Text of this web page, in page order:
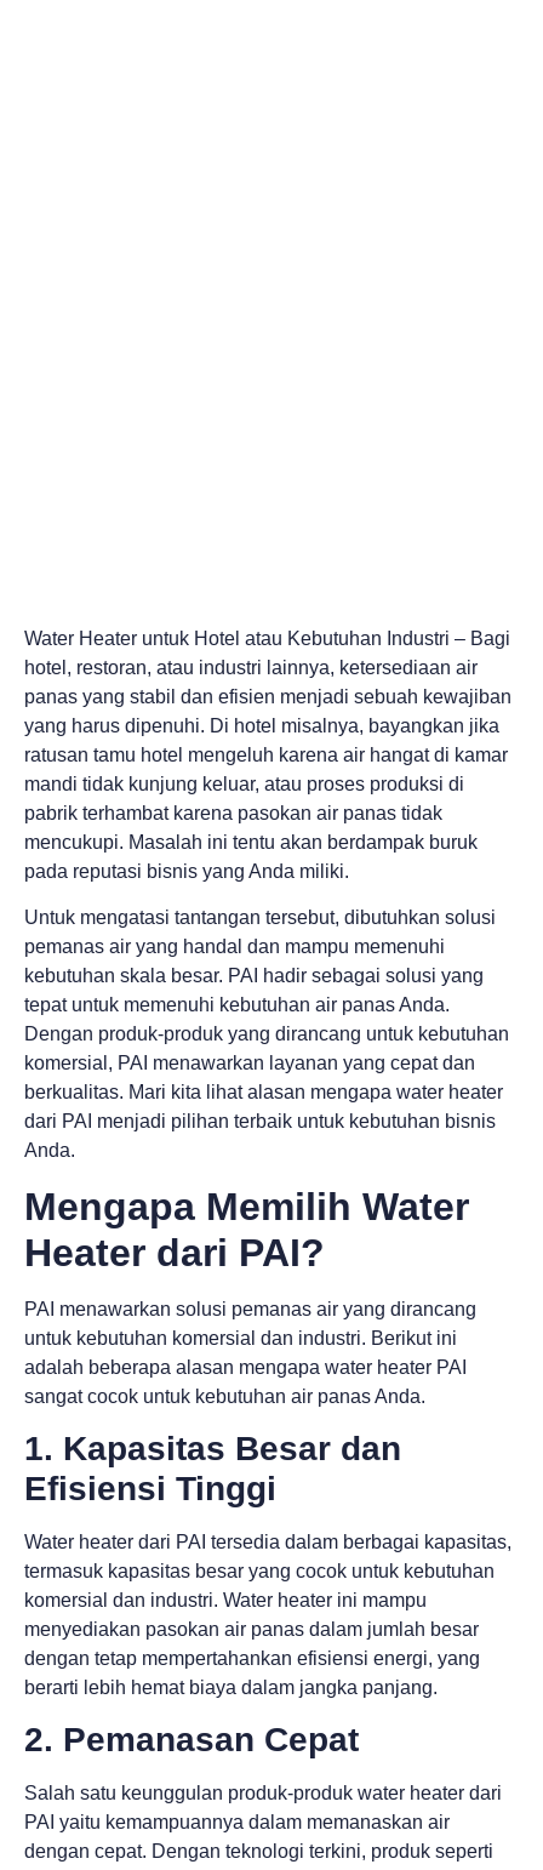
Water Heater untuk Hotel atau Kebutuhan Industri – Bagi
hotel, restoran, atau industri lainnya, ketersediaan air
panas yang stabil dan efisien menjadi sebuah kewajiban
yang harus dipenuhi. Di hotel misalnya, bayangkan jika
ratusan tamu hotel mengeluh karena air hangat di kamar
mandi tidak kunjung keluar, atau proses produksi di
pabrik terhambat karena pasokan air panas tidak
mencukupi. Masalah ini tentu akan berdampak buruk
pada reputasi bisnis yang Anda miliki.
Untuk mengatasi tantangan tersebut, dibutuhkan solusi
pemanas air yang handal dan mampu memenuhi
kebutuhan skala besar. PAI hadir sebagai solusi yang
tepat untuk memenuhi kebutuhan air panas Anda.
Dengan produk-produk yang dirancang untuk kebutuhan
komersial, PAI menawarkan layanan yang cepat dan
berkualitas. Mari kita lihat alasan mengapa water heater
dari PAI menjadi pilihan terbaik untuk kebutuhan bisnis
Anda.
Mengapa Memilih Water
Heater dari PAI?
PAI menawarkan solusi pemanas air yang dirancang
untuk kebutuhan komersial dan industri. Berikut ini
adalah beberapa alasan mengapa water heater PAI
sangat cocok untuk kebutuhan air panas Anda.
1. Kapasitas Besar dan
Efisiensi Tinggi
Water heater dari PAI tersedia dalam berbagai kapasitas,
termasuk kapasitas besar yang cocok untuk kebutuhan
komersial dan industri. Water heater ini mampu
menyediakan pasokan air panas dalam jumlah besar
dengan tetap mempertahankan efisiensi energi, yang
berarti lebih hemat biaya dalam jangka panjang.
2. Pemanasan Cepat
Salah satu keunggulan produk-produk water heater dari
PAI yaitu kemampuannya dalam memanaskan air
dengan cepat. Dengan teknologi terkini, produk seperti